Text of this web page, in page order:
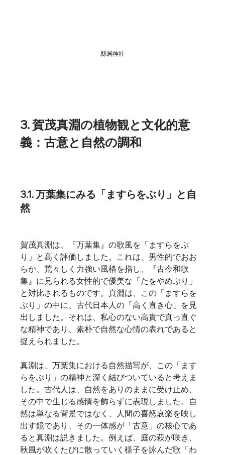
縣居神社
3. 賀茂真淵の植物観と文化的意
義：古意と自然の調和
3.1. 万葉集にみる「ますらをぶり」と自
然
賀茂真淵は、『万葉集』の歌風を「ますらをぶ
り」と高く評価しました。これは、男性的でおお
らか、荒々しく力強い風格を指し、『古今和歌
集』に見られる女性的で優美な「たをやめぶり」
と対比されるものです。真淵は、この「ますらを
ぶり」の中に、古代日本人の「高く直き心」を見
出しました。それは、私心のない高貴で真っ直ぐ
な精神であり、素朴で自然な心情の表れであると
捉えられました。
真淵は、万葉集における自然描写が、この「ます
らをぶり」の精神と深く結びついていると考えま
した。古代人は、自然をありのままに受け止め、
その中で生じる感情を飾らずに表現しました。自
然は単なる背景ではなく、人間の喜怒哀楽を映し
出す鏡であり、その一体感が「古意」の核心であ
ると真淵は説きました。例えば、庭の萩が咲き、
秋風が吹くたびに散っていく様子を詠んだ歌「わ